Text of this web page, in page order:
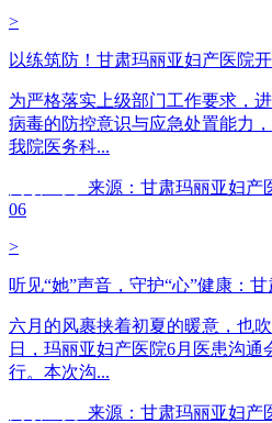
>
以练筑防！甘肃玛丽亚妇产医院
为严格落实上级部门工作要求，
病毒的防控意识与应急处置能力，
我院医务科...
来源：甘肃玛丽亚妇
06
>
听见“她”声音，守护“心”健康：
六月的风裹挟着初夏的暖意，也
日，玛丽亚妇产医院6月医患沟
行。本次沟...
来源：甘肃玛丽亚妇